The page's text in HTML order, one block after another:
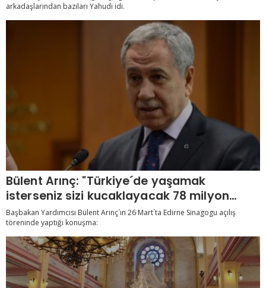
arkadaşlarından bazıları Yahudi idi.
Bülent Arınç: "Türkiye´de yaşamak
isterseniz sizi kucaklayacak 78 milyon
insan var"
Başbakan Yardımcısı Bülent Arınç´ın 26 Mart´ta Edirne Sinagogu açılış
töreninde yaptığı konuşma: